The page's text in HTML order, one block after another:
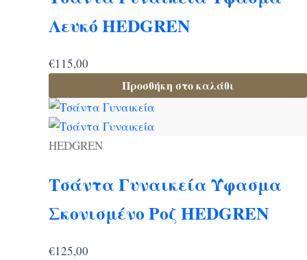
Λευκό HEDGREN
€115,00
Προσθήκη στο καλάθι
HEDGREN
Τσάντα Γυναικεία Ύφασμα
Σκονισμένο Ροζ HEDGREN
€125,00